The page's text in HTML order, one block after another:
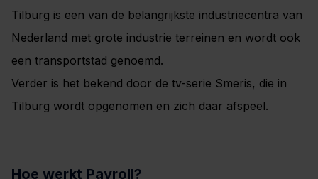
Tilburg is een van de belangrijkste industriecentra van
Nederland met grote industrie terreinen en wordt ook
een transportstad genoemd.
Verder is het bekend door de tv-serie Smeris, die in
Tilburg wordt opgenomen en zich daar afspeel.
Hoe werkt Payroll?